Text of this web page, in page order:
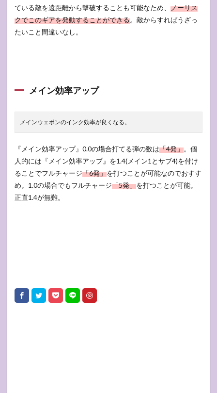
ている敵を遠距離から撃破することも可能なため、 ノーリス
クでこのギアを発動することができる。敵からすればうざっ
たいこと間違いなし。
メイン効率アップ
メインウェポンのインク効率が良くなる。
『メイン効率アップ』0.0の場合打てる弾の数は「4発」。個
人的には『メイン効率アップ』を1.4(メイン1とサブ4)を付け
ることでフルチャージ「6発」を打つことが可能なのでおすす
め。1.0の場合でもフルチャージ「5発」を打つことが可能。
正直1.4が無難。